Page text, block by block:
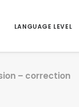
LANGUAGE LEVEL
– correction